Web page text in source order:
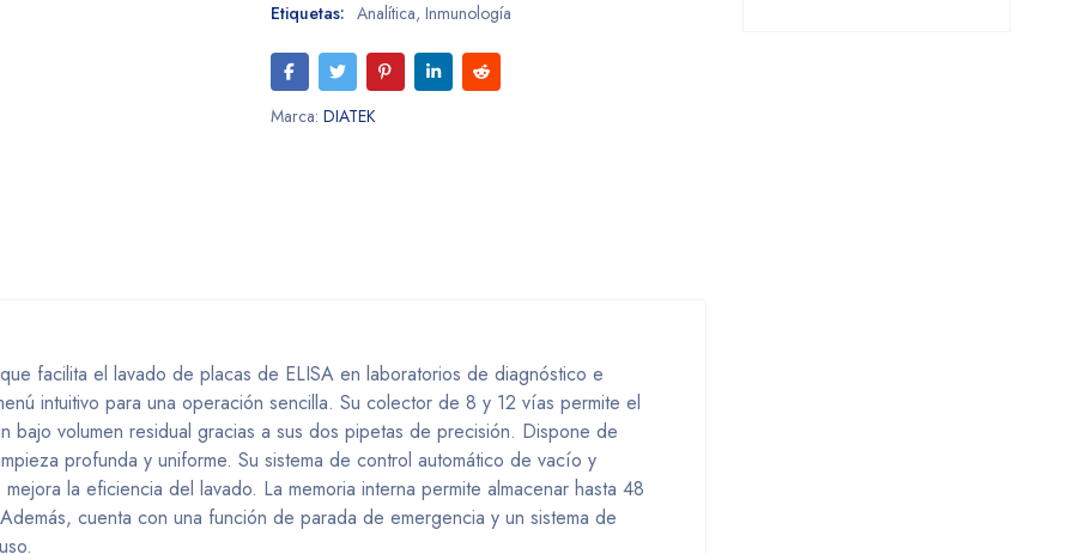
Etiquetas: Analítica, Inmunología
Marca: DIATEK
facilita el lavado de placas de ELISA en laboratorios de diagnóstico e
intuitivo para una operación sencilla. Su colector de 8 y 12 vías permite el
bajo volumen residual gracias a sus dos pipetas de precisión. Dispone de
profunda y uniforme. Su sistema de control automático de vacío y
la eficiencia del lavado. La memoria interna permite almacenar hasta 48
cuenta con una función de parada de emergencia y un sistema de